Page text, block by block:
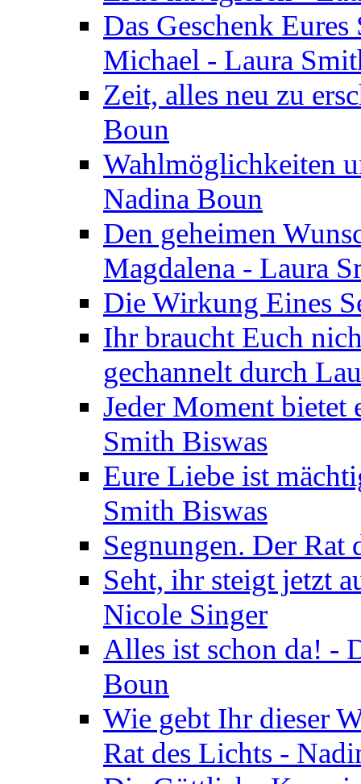
Das Geschenk
Michael - Laura
Zeit, alles neu zu
Boun
Wahlmöglichkeiten
Nadina Boun
Den geheimen
Magdalena - Laura
Die Wirkung Eines
Ihr braucht Euch
gechannelt durch
Jeder Moment bietet
Smith Biswas
Eure Liebe ist
Smith Biswas
Segnungen. Der
Seht, ihr steigt jetzt
Nicole Singer
Alles ist schon da! -
Boun
Wie gebt Ihr dieser
Rat des Lichts -